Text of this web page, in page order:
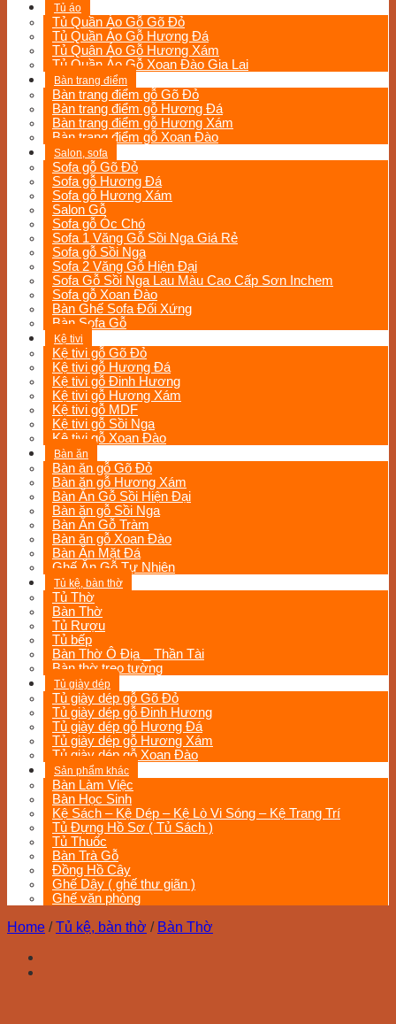
Tủ áo
Tủ Quần Áo Gỗ Gõ Đỏ
Tủ Quần Áo Gỗ Hương Đá
Tủ Quân Áo Gỗ Hương Xám
Tủ Quần Áo Gỗ Xoan Đào Gia Lai
Bàn trang điểm
Bàn trang điểm gỗ Gõ Đỏ
Bàn trang điểm gỗ Hương Đá
Bàn trang điểm gỗ Hương Xám
Bàn trang điểm gỗ Xoan Đào
Salon, sofa
Sofa gỗ Gõ Đỏ
Sofa gỗ Hương Đá
Sofa gỗ Hương Xám
Salon Gỗ
Sofa gỗ Óc Chó
Sofa 1 Văng Gỗ Sồi Nga Giá Rẻ
Sofa gỗ Sồi Nga
Sofa 2 Văng Gỗ Hiện Đại
Sofa Gỗ Sồi Nga Lau Màu Cao Cấp Sơn Inchem
Sofa gỗ Xoan Đào
Bàn Ghế Sofa Đối Xứng
Bàn Sofa Gỗ
Kệ tivi
Kệ tivi gỗ Gõ Đỏ
Kệ tivi gỗ Hương Đá
Kệ tivi gỗ Đinh Hương
Kệ tivi gỗ Hương Xám
Kệ tivi gỗ MDF
Kệ tivi gỗ Sồi Nga
Kệ tivi gỗ Xoan Đào
Bàn ăn
Bàn ăn gỗ Gõ Đỏ
Bàn ăn gỗ Hương Xám
Bàn Ăn Gỗ Sồi Hiện Đại
Bàn ăn gỗ Sồi Nga
Bàn Ăn Gỗ Tràm
Bàn ăn gỗ Xoan Đào
Bàn Ăn Mặt Đá
Ghế Ăn Gỗ Tự Nhiên
Tủ kệ, bàn thờ
Tủ Thờ
Bàn Thờ
Tủ Rượu
Tủ bếp
Bàn Thờ Ô Địa _ Thần Tài
Bàn thờ treo tường
Tủ giày dép
Tủ giày dép gỗ Gõ Đỏ
Tủ giày dép gỗ Đinh Hương
Tủ giày dép gỗ Hương Đá
Tủ giày dép gỗ Hương Xám
Tủ giày dép gỗ Xoan Đào
Sản phẩm khác
Bàn Làm Việc
Bàn Học Sinh
Kệ Sách – Kệ Dép – Kệ Lò Vi Sóng – Kệ Trang Trí
Tủ Đựng Hồ Sơ ( Tủ Sách )
Tủ Thuốc
Bàn Trà Gỗ
Đồng Hồ Cây
Ghế Dây ( ghế thư giãn )
Ghế văn phòng
Home / Tủ kệ, bàn thờ / Bàn Thờ